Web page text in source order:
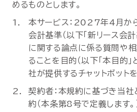
めるものとします。
本サービス：2027年4月か
会計基準（以下「新リース会計
に関する論点に係る質問や
ることを目的（以下「本目的」
社が提供するチャットボット
契約者：本規約に基づき当社
約（本条第8号で定義します